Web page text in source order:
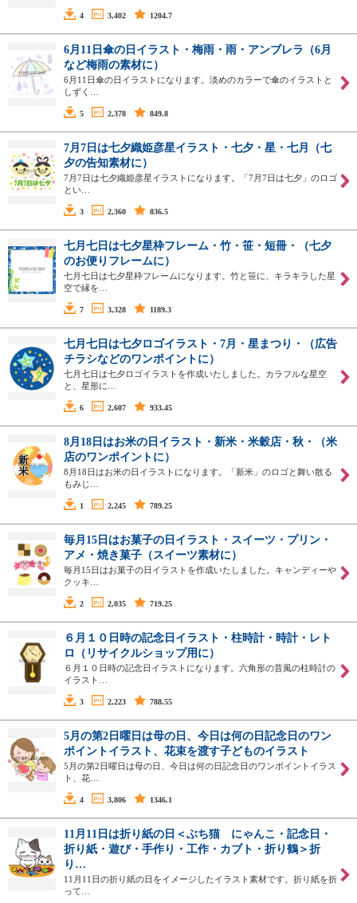
4 3,402 1204.7
6月11日傘の日イラスト・梅雨・雨・アンブレラ（6月
など梅雨の素材に）
6月11日傘の日イラストになります。淡めのカラーで傘のイラストと
しずく…
5 2,378 849.8
7月7日は七夕織姫彦星イラスト・七夕・星・七月（七
夕の告知素材に）
7月7日は七夕織姫彦星イラストになります。「7月7日は七夕」のロゴ
とい…
3 2,360 836.5
七月七日は七夕星枠フレーム・竹・笹・短冊・（七夕
のお便りフレームに）
七月七日は七夕星枠フレームになります。竹と笹に、キラキラした星
空で縁を…
7 3,328 1189.3
七月七日は七夕ロゴイラスト・7月・星まつり・（広告
チラシなどのワンポイントに）
七月七日は七夕ロゴイラストを作成いたしました。カラフルな星空
と、星形に…
6 2,607 933.45
8月18日はお米の日イラスト・新米・米穀店・秋・（米
店のワンポイントに）
8月18日はお米の日イラストになります。「新米」のロゴと舞い散る
もみじ…
1 2,245 789.25
毎月15日はお菓子の日イラスト・スイーツ・プリン・
アメ・焼き菓子（スイーツ素材に）
毎月15日はお菓子の日イラストを作成いたしました。キャンディーや
クッキ…
2 2,035 719.25
６月１０日時の記念日イラスト・柱時計・時計・レト
ロ（リサイクルショップ用に）
６月１０日時の記念日イラストになります。六角形の昔風の柱時計の
イラスト…
3 2,223 788.55
5月の第2日曜日は母の日、今日は何の日記念日のワン
ポイントイラスト、花束を渡す子どものイラスト
5月の第2日曜日は母の日、今日は何の日記念日のワンポイントイラス
ト、花…
4 3,806 1346.1
11月11日は折り紙の日＜ぶち猫 にゃんこ・記念日・
折り紙・遊び・手作り・工作・カブト・折り鶴＞折
り…
11月11日の折り紙の日をイメージしたイラスト素材です。折り紙を折
って…